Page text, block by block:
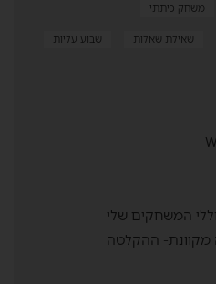
משחק כיתתי
שאילת שאלות
שבוע עליות
המשחקים שלי
מקוונת- ההקלטה